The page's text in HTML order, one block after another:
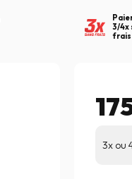
3/4x
frais
3x ou